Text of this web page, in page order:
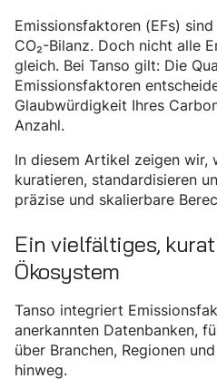
Emissionsfaktoren (EFs)
CO₂-Bilanz. Doch nicht alle
gleich. Bei Tanso gilt: Die
Emissionsfaktoren
Glaubwürdigkeit Ihres
Anzahl.
In diesem Artikel zeigen wir,
kuratieren, standardisieren
präzise und skalierbare
Ein vielfältiges,
Ökosystem
Tanso integriert
anerkannten Datenbanken,
über Branchen, Regionen
hinweg.